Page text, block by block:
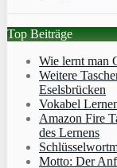
Top Beiträge
Wie lernt man
Weitere
Eselsbrücken
Vokabel
Amazon Fire
des Lernens
Motto: Der